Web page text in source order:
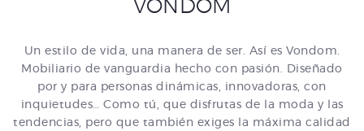
VONDOM
Un estilo de vida, una manera de ser. Así es Vondom.
Mobiliario de vanguardia hecho con pasión. Diseñado
por y para personas dinámicas, innovadoras, con
inquietudes… Como tú, que disfrutas de la moda y las
tendencias, pero que también exiges la máxima calidad